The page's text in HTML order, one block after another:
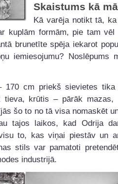
Skaistums kā
Kā varēja notikt tā,
kuplām formām, pie tam vēl
brunetīte spēja iekarot
iemiesojumu? Noslēpums
170 cm priekš sievietes tika
tieva, krūtis – pārāk
šo to no tā visa nomaskēt
tajos laikos, kad Odrija
to, kas viņai piestāv un
stils var pamatoti
industrijā.